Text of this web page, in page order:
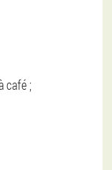
café ;